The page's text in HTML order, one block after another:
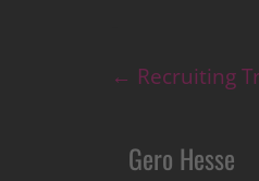
← Recruiting
Gero Hesse